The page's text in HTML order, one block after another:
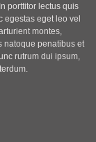
porttitor lectus quis
egestas eget leo vel
montes,
natoque penatibus et
rutrum dui ipsum,